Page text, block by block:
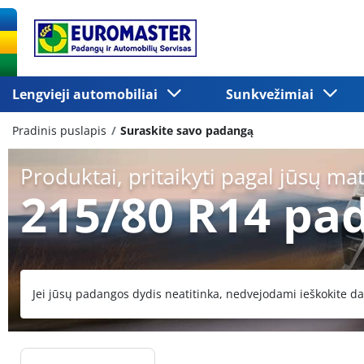
Lengvieji automobiliai Sunkvežimiai
Pradinis puslapis Suraskite savo padangą
Produktai, pritaikyti pagal jūsų
215/80 R14
Jei jūsų padangos dydis neatitinka, nedvejodami ieškokite